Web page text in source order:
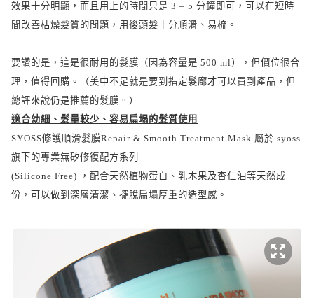
效果十分明顯，而且用上的時間只是 3 – 5 分鐘即可，可以在短時
間改善枯燥髮質的問題，用後頭髮十分順滑、易梳。
要讚的是，這是很耐用的髮膜（因為容量是 500 ml），但價位很合
理，值得回購。（美中不足就是要到指定髮廊才可以買到產品，但
總評來說仍是推薦的髮膜。）
適合幼細、髮量較少、容易扁塌的髮質使用
SYOSS修護順滑髮膜Repair & Smooth Treatment Mask 屬於 syoss
旗下的專業無矽修復配方系列
(Silicone Free)
，配合天然植物蛋白、乳木果及杏仁油等天然成
份，可以做到深層清潔、擺脫扁塌厚重的造型感。